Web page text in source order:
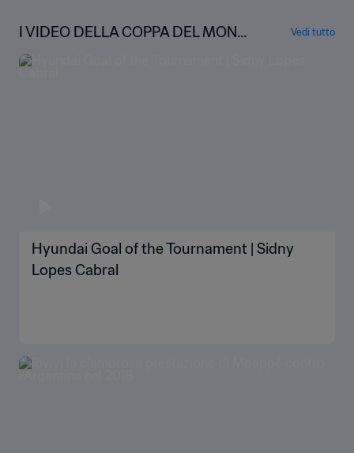
I VIDEO DELLA COPPA DEL MOND
O
Vedi tutto
Hyundai Goal of the Tournament | Sidny
Lopes Cabral